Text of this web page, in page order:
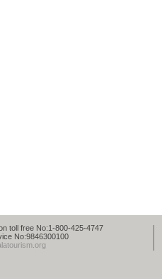
toll free No:1-800-425-4747
No:9846300100